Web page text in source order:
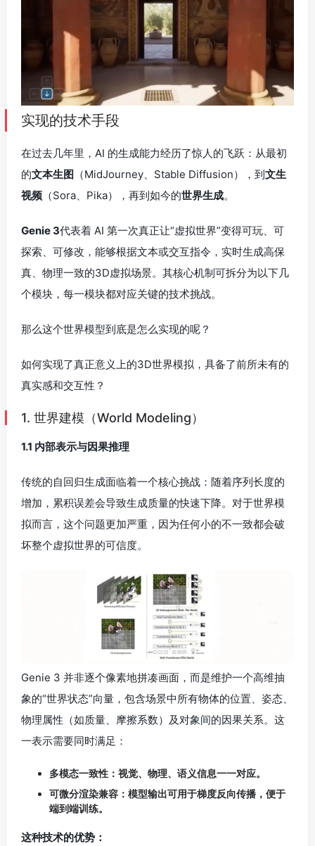
（Sora、Pika），再到如今的 世界生成
Genie 3
代表着 AI 第一次真正让“虚拟世界”变得可玩、可
探索、可修改，能够根据文本或交互指令，实时生成高保
真、物理一致的3D虚拟场景。其核心机制可拆分为以下几
个模块，每一模块都对应关键的技术挑战。
如何实现了真正意义上的3D世界模拟，具备了前所未有的
真实感和交互性？
1. 世界建模（World Modeling）
1.1 内部表示与因果推理
传统的自回归生成面临着一个核心挑战：随着序列长度的
拟而言，这个问题更加严重，因为任何小的不一致都会破
坏整个虚拟世界的可信度。
Genie 3 并非逐个像素地拼凑画面，而是维护一个高维抽
象的“世界状态”向量，包含场景中所有物体的位置、姿态、
物理属性（如质量、摩擦系数）及对象间的因果关系。这
一表示需要同时满足：
多模态一致性：视觉、物理、语义信息一一对应。
可微分渲染兼容：模型输出可用于梯度反向传播，便于
端到端训练。
这种技术的优势：
用抽象而压缩的结构化表示，代替庞大的逐像素建模，
提升泛化性与计算效率。
支持 可逆可调的物理模拟与画面生成：例如调整光源角
系统利用变分自编码器（VAE）或扩散模型编码当前帧的视
觉输入，并结合长短期记忆（LSTM）或自注意力网络
（Transformer）维护场景演化的时序隐状态。